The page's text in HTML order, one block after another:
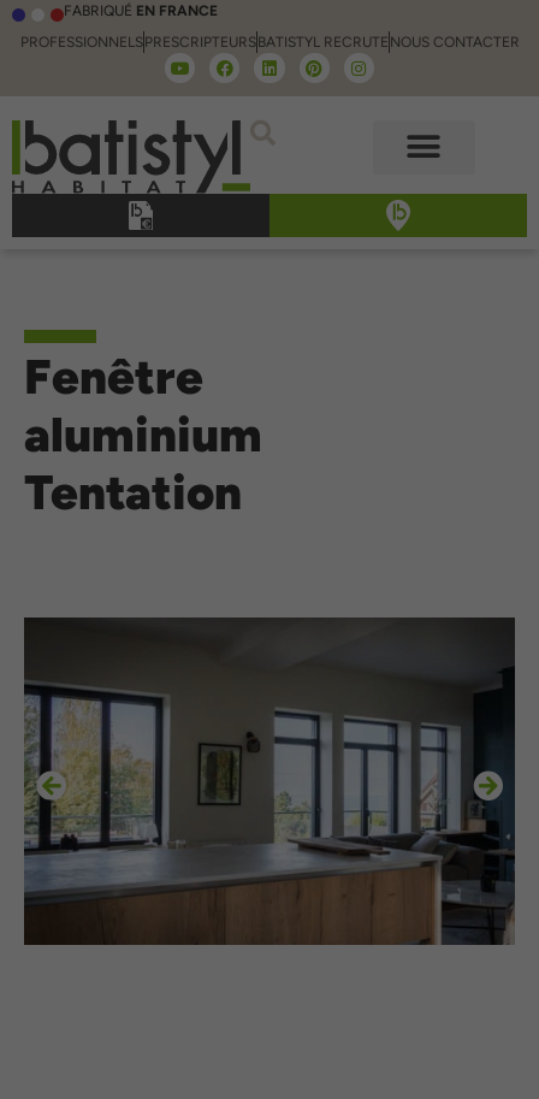
FABRIQUÉ EN FRANCE
PROFESSIONNELSPRESCRIPTEURSBATISTYL RECRUTE NOUS CONTACTER
Fenêtre
aluminium
Tentation